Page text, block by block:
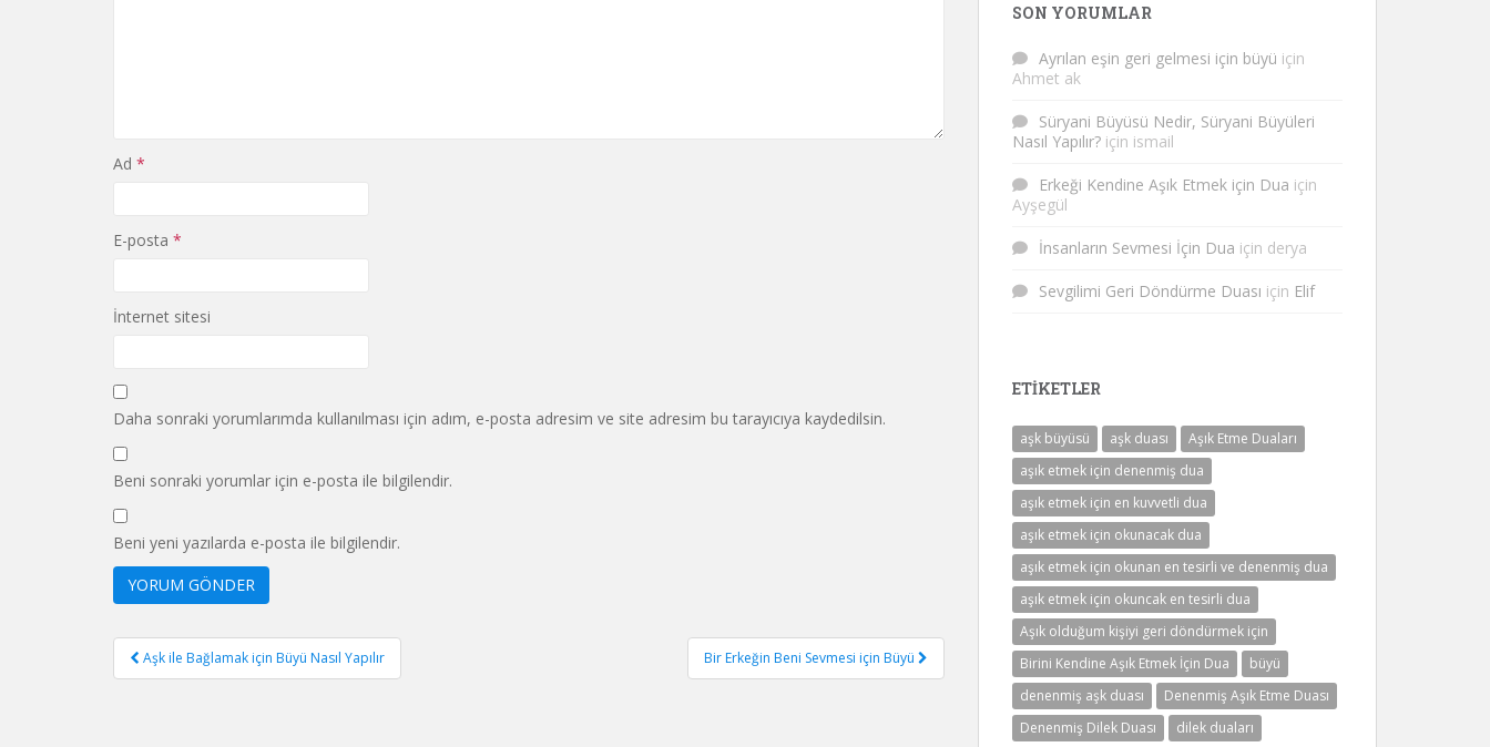
Ad *
E-posta *
İnternet sitesi
Daha sonraki yorumlarımda kullanılması için adım, e-posta adresim ve site adresim bu tarayıcıya kaydedilsin.
Beni sonraki yorumlar için e-posta ile bilgilendir.
Beni yeni yazılarda e-posta ile bilgilendir.
Yazı
gezinmesi
Aşk ile Bağlamak için Büyü Nasıl Yapılır Bir Erkeğin Beni Sevmesi için Büyü
SON YORUMLAR
Ayrılan eşin geri gelmesi için büyü için
Ahmet ak
Süryani Büyüsü Nedir, Süryani Büyüleri
Nasıl Yapılır? için ismail
Erkeği Kendine Aşık Etmek için Dua için
Ayşegül
İnsanların Sevmesi İçin Dua için derya
Sevgilimi Geri Döndürme Duası için Elif
ETIKETLER
aşk büyüsü aşk duası
Aşık Etme Duaları
aşık etmek için denenmiş dua
aşık etmek için en kuvvetli dua
aşık etmek için okunacak dua
aşık etmek için okunan en tesirli ve denenmiş dua
aşık etmek için okuncak en tesirli dua
Aşık olduğum kişiyi geri döndürmek için
Birini Kendine Aşık Etmek İçin Dua
büyü
denenmiş aşk duası
Denenmiş Aşık Etme Duası
Denenmiş Dilek Duası
dilek duaları